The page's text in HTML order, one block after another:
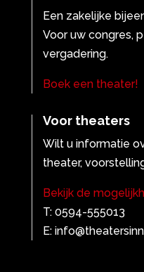
Een zakelijke
Voor uw congres,
vergadering.
Boek een theater!
Voor theaters
Wilt u informatie
theater,
Bekijk de
T: 0594-555013
E: